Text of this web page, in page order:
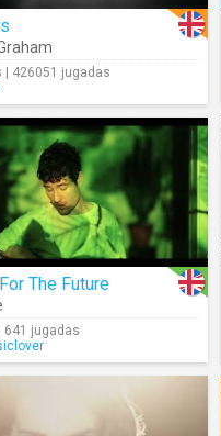
| 426051 jugadas
The Future
641 jugadas